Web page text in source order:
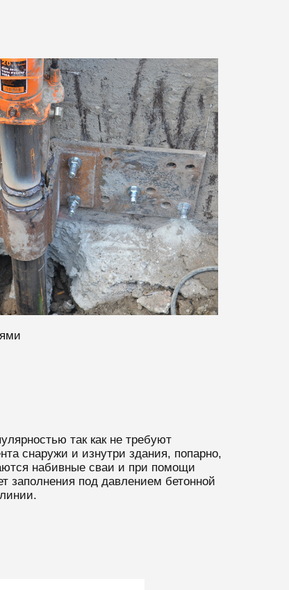
так как не требуют
снаружи и изнутри здания, попарно,
набивные сваи и при помощи
заполнения под давлением бетонной